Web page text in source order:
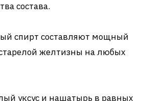
состава.
спирт составляют мощный
желтизны на любых
уксус и нашатырь в равных